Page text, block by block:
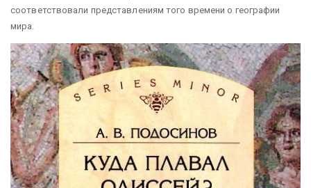
соответствовали представлениям того времени о географии
мира.